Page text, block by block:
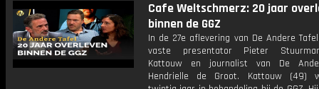
Cafe Weltschmerz: 20 jaar
binnen de GGZ
In de 27e aflevering van De Andere
vaste presentator Pieter
Kattouw en journalist van De
Hendrielle de Groot. Kattouw (49)